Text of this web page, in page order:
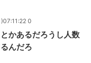
0
かあるだろうし人数
んだろ